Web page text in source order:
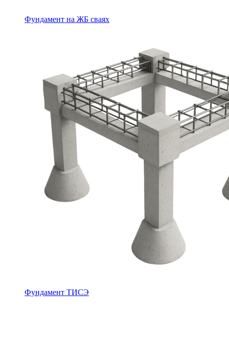
Фундамент на ЖБ сваях
Фундамент ТИСЭ